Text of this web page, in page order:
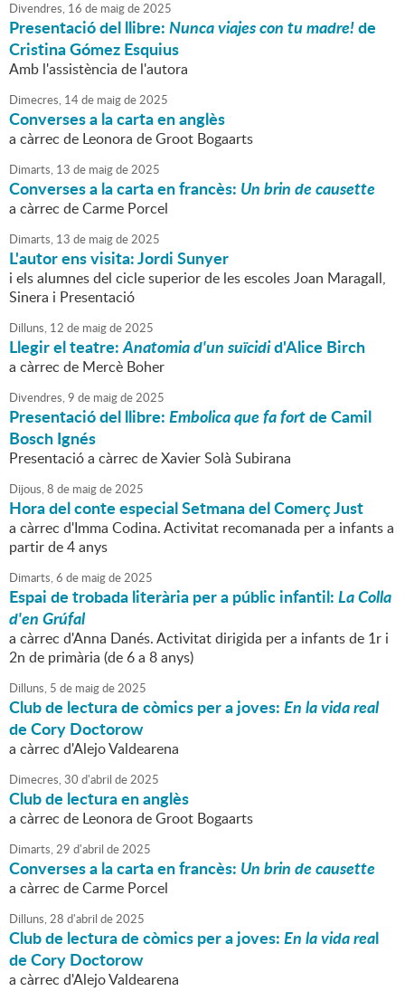
Divendres, 16 de maigde2025
Presentació del llibre:Nunca viajes con tu madre!de
Cristina Gómez Esquius
Amb l'assistència de l'autora
Dimecres, 14de maigde2025
Converses a la carta en anglès
a càrrec de Leonora de Groot Bogaarts
Dimarts, 13 de maigde2025
Converses a la carta en francès: Un brin de causette
a càrrec de Carme Porcel
Dimarts, 13 de maigde2025
L'autor ens visita: Jordi Sunyer
i els alumnes del cicle superior de les escoles Joan Maragall,
Sinera i Presentació
Dilluns, 12 de maigde2025
Llegir el teatre:Anatomia d'un suïcidid'Alice Birch
a càrrec de Mercè Boher
Divendres,9 de maigde2025
Presentació del llibre:Embolica que fa fortde Camil
Bosch Ignés
Presentació a càrrec de Xavier Solà Subirana
Dijous,8 de maigde2025
Hora del conte especial Setmana del Comerç Just
a càrrec d'Imma Codina. Activitat recomanada per a infants a
partir de 4 anys
Dimarts,6 de maigde2025
Espai de trobada literària per a públic infantil:La Colla
d'en Grúfal
a càrrec d'Anna Danés. Activitat dirigida per a infants de 1r i
2n de primària (de 6 a 8 anys)
Dilluns, 5 de maigde2025
Club de lectura de còmics per a joves:En la vida real
de Cory Doctorow
a càrrec d'Alejo Valdearena
Dimecres,30 d'abril de2025
Club de lectura en anglès
a càrrec de Leonora de Groot Bogaarts
Dimarts,29 d'abril de2025
Converses a la carta en francès: Un brin de causette
a càrrec de Carme Porcel
Dilluns,28 d'abril de2025
Club de lectura de còmics per a joves:En la vida real
de Cory Doctorow
a càrrec d'Alejo Valdearena